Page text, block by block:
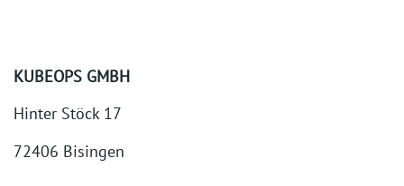
KUBEOPS GMBH
Hinter Stöck 17
72406 Bisingen